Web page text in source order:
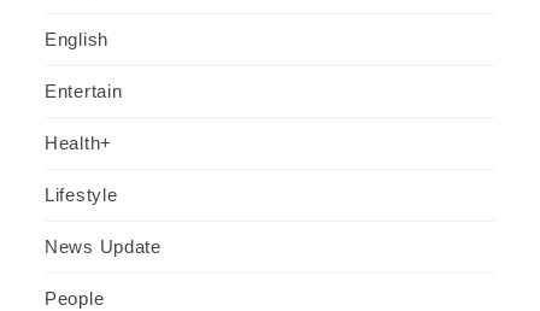
English
Entertain
Health+
Lifestyle
News Update
People